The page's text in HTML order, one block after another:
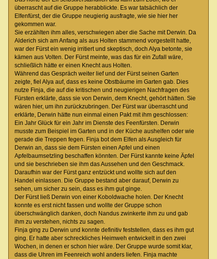
überrascht auf die Gruppe herabblickte. Es war tatsächlich der
Elfenfürst, der die Gruppe neugierig ausfragte, wie sie hier her
gekommen war.
Sie erzählten ihm alles, verschwiegen aber die Sache mit Derwin. Da
Alderich sich am Anfang als aus Holten stammend vorgestellt hatte,
war der Fürst ein wenig irritiert und skeptisch, doch Alya betonte, sie
kämen aus Volten. Der Fürst meinte, was das für ein Zufall wäre,
schließlich hätte er einen Knecht aus Holten.
Während das Gespräch weiter lief und der Fürst seinen Garten
zeigte, fiel Alya auf, dass es keine Obstbäume im Garten gab. Dies
nutze Finja, die auf die kritischen und neugierigen Nachfragen des
Fürsten erklärte, dass sie von Derwin, dem Knecht, gehört hätten. Sie
wären hier, um ihn zurückzubringen. Der Fürst war überrascht und
erklärte, Derwin hätte nun einmal einen Pakt mit ihm geschlossen:
Ein Jahr Glück für ein Jahr im Dienste des Feenfürsten. Derwin
musste zum Beispiel im Garten und in der Küche aushelfen oder wie
gerade die Treppen fegen. Finja bot dem Elfen als Ausgleich für
Derwin an, dass sie dem Fürsten einen Apfel und einen
Apfelbaumsetzling beschaffen könnten. Der Fürst kannte keine Äpfel
und sie beschrieben sie ihm das Aussehen und den Geschmack.
Daraufhin war der Fürst ganz entzückt und wollte sich auf den
Handel einlassen. Die Gruppe bestand aber darauf, Derwin zu
sehen, um sicher zu sein, dass es ihm gut ginge.
Der Fürst ließ Derwin von einer Koboldwache holen. Der Knecht
konnte es erst nicht fassen und wollte der Gruppe schon
überschwänglich danken, doch Nandus zwinkerte ihm zu und gab
ihm zu verstehen, nichts zu sagen.
Finja ging zu Derwin und konnte definitiv feststellen, dass es ihm gut
ging. Er hatte aber schreckliches Heimweh entwickelt in den zwei
Wochen, in denen er schon hier wäre. Der Gruppe wurde somit klar,
dass die Uhren im Feenreich wohl anders liefen. Finja machte